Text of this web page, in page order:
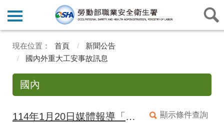
首頁
新聞公告
國內外重大工安事故訊息
國內
顯示條件查詢
114年1月20日媒體報導「台東工安意外！灌漿疏失牆體倒塌 女工人傷重搶救不治」